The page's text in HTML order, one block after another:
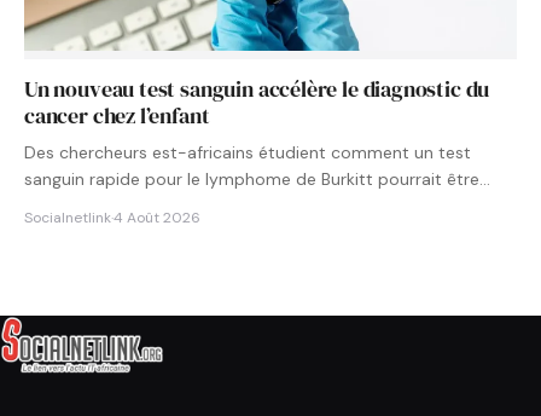
Un nouveau test sanguin accélère le diagnostic du
cancer chez l’enfant
Des chercheurs est-africains étudient comment un test
sanguin rapide pour le lymphome de Burkitt pourrait être
Socialnetlink·4 Août 2026